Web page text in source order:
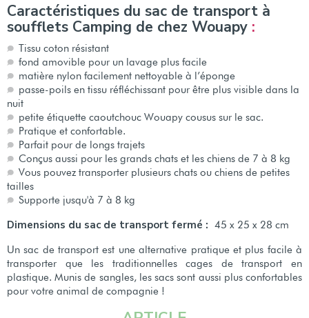
Caractéristiques du sac de transport à
soufflets Camping de chez Wouapy :
Tissu coton résistant
fond amovible pour un lavage plus facile
matière nylon facilement nettoyable à l’éponge
passe-poils en tissu réfléchissant pour être plus visible dans la
nuit
petite étiquette caoutchouc Wouapy cousus sur le sac.
Pratique et confortable.
Parfait pour de longs trajets
Conçus aussi pour les grands chats et les chiens de 7 à 8 kg
Vous pouvez transporter plusieurs chats ou chiens de petites
tailles
Supporte jusqu'à 7 à 8 kg
Dimensions du sac de transport fermé : 45 x 25 x 28 cm
Un sac de transport est une alternative pratique et plus facile à
transporter que les traditionnelles cages de transport en
plastique. Munis de sangles, les sacs sont aussi plus confortables
pour votre animal de compagnie !